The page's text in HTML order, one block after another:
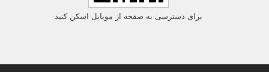
برای دسترسی به صفحه از موبایل اسکن کنید